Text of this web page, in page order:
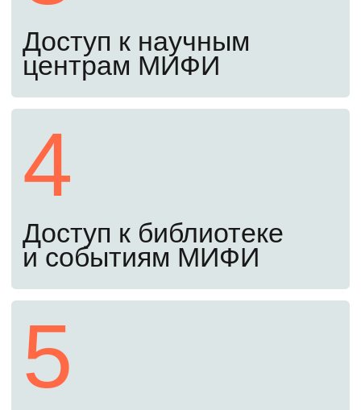
Пройдите вступительные
испытания
Заключите договор и оплатите
обучение
Сдайте письменный экзамен, ответив
и предоставьте мотивационное письмо.
Экзамены проходят полностью
Оставьте заявку сейчас, чтобы получить
примеры заданий прошлых лет. С ними
вы заранее узнаете структуру экзамена
Убедитесь, что вы в конкурсных списках,
подпишите договор и оплатите обучение
До 25 августа
До 26 августа